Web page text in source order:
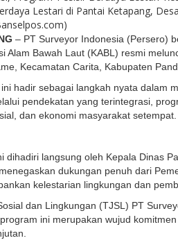
Lestari di Pantai Ketapang,
– PT Surveyor Indonesia (Persero)
Alam Bawah Laut (KABL) resmi
Kecamatan Carita, Kabupaten
hadir sebagai langkah nyata dalam
pendekatan yang terintegrasi,
dan ekonomi masyarakat setempat.
langsung oleh Kepala Dinas
dukungan penuh dari
kelestarian lingkungan dan
dan Lingkungan (TJSL) PT
ini merupakan wujud